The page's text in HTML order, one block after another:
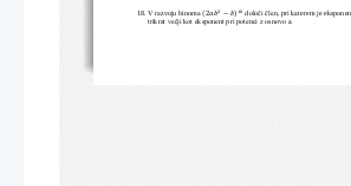
18. V razvoju binoma (2푎푏2 − 푏) 10 določi člen, pri katerem je
trikrat večji kot eksponent pri potenci z osnovo a.